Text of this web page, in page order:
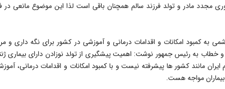
مجدد مادر و تولد فرزند سالم همچنان باقی است لذا این موضوع مانعی
به کمبود امکانات و اقدامات درمانی و آموزشی در کشور برای نگه داری و
و خطاب به رئیس جمهور نوشت: اهمیت پیشگیری از تولد نوزادن دارای بیماری
ایران مانند کشور ها پیشرفته نیست و با کمبود امکانات و اقدامات درمانی،
مواجه هست.